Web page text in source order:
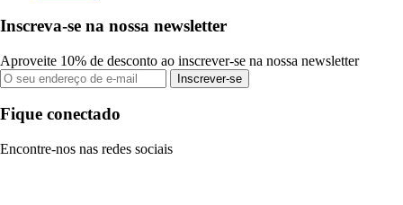
Inscreva-se na nossa newsletter
Aproveite 10% de desconto ao inscrever-se na nossa newsletter
Inscrever-se
Fique conectado
Encontre-nos nas redes sociais